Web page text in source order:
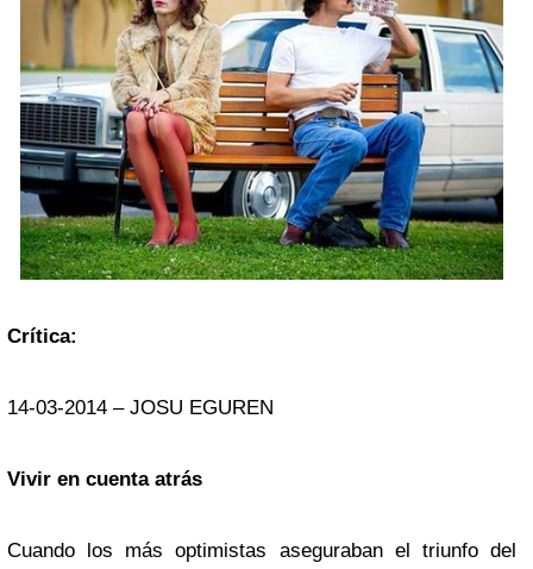
Crítica:
14-03-2014 – JOSU EGUREN
Vivir en cuenta atrás
Cuando los más optimistas aseguraban el triunfo del